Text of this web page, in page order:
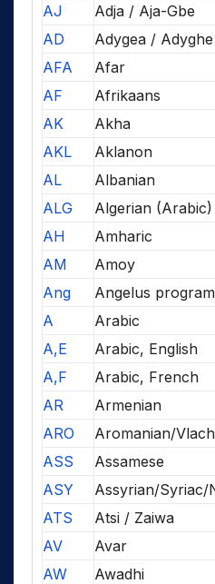
AJ
Adja / Aja-Gbe
AD
Adygea /
AFA
Afar
AF
Afrikaans
AK
Akha
AKL
Aklanon
AL
Albanian
ALG
Algerian (Arabic)
AH
Amharic
AM
Amoy
Ang
Angelus
A
Arabic
A,E
Arabic, English
A,F
Arabic, French
AR
Armenian
ARO
Aromanian/Vlach
ASS
Assamese
ASY
Assyrian/Syriac/
ATS
Atsi / Zaiwa
AV
Avar
AW
Awadhi